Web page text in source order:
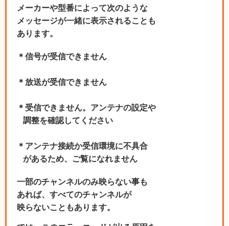
メーカーや型番によって次のような
メッセージが一緒に表示されることも
あります。
＊信号が受信できません
＊放送が受信できません
＊受信できません。アンテナの設定や
調整を確認してください
＊アンテナ接続か受信環境に不具合
があるため、ご覧になれません
一部のチャンネルのみ映らない事も
あれば、すべてのチャンネルが
映らないこともあります。